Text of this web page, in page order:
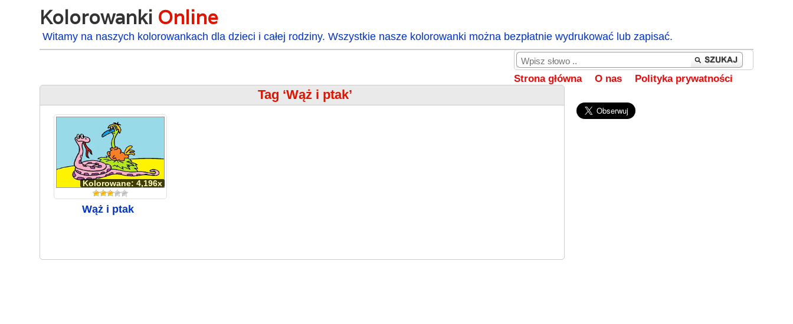
Kolorowanki Online
Witamy na naszych kolorowankach dla dzieci i całej rodziny. Wszystkie nasze kolorowanki można bezpłatnie wydrukować lub zapisać.
Strona główna O nas Polityka prywatności
Tag ‘Wąż i ptak’
Kolorowane: 4,196x
Wąż i ptak